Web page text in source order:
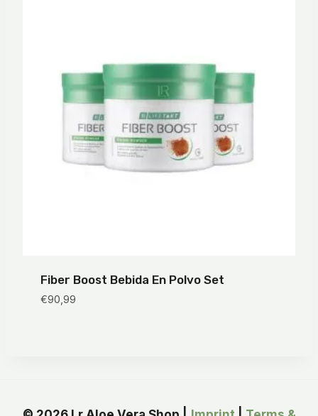
Fiber Boost Bebida En Polvo Set
€90,99